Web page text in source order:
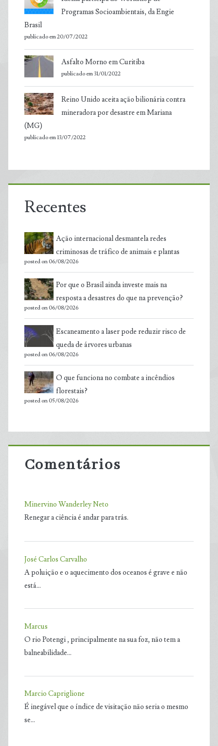
Programas Socioambientais, da Engie
Brasil
publicado em 20/07/2022
Asfalto Morno em Curitiba
publicado em 31/01/2022
Reino Unido aceita ação bilionária contra
mineradora por desastre em Mariana
(MG)
publicado em 13/07/2022
Recentes
Ação internacional desmantela redes
criminosas de tráfico de animais e plantas
posted on 06/08/2026
Por que o Brasil ainda investe mais na
resposta a desastres do que na prevenção?
posted on 06/08/2026
Escaneamento a laser pode reduzir risco de
queda de árvores urbanas
posted on 06/08/2026
O que funciona no combate a incêndios
florestais?
posted on 05/08/2026
Comentários
Minervino Wanderley Neto
Renegar a ciência é andar para trás.
José Carlos Carvalho
A poluição e o aquecimento dos oceanos é grave e não
está…
Marcus
O rio Potengi , principalmente na sua foz, não tem a
balneabilidade…
Marcio Capriglione
É inegável que o índice de visitação não seria o mesmo
se…